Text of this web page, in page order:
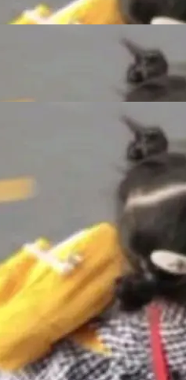
然不同的面
依托充沛的经
自动规划、写
据介绍，Muse
agent。这些后
全局视野。整个
图 → 控制难度
TENT。
入Mooncake T
、非零拷贝
底层基
续腾讯网平将
高性能通信组
中实现了一
（Engine），
业研发场景的
借卓越的技术
私有化部署，
越来越多企业已
调用公有云模
率。但随着 AI
团队级、组织
，对安全性、
。 首先是数据
研发场景，公
提升的需求。
工智能
布《2025年人工
示人工智能在
、行业赋能、
方向。深信服
选！ 随着各行
力构成形态逐
变化：不只是
算力时代下，
时代的结
作者之一。
的作者之一。
科学家。 Jeff D